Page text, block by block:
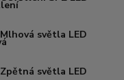
Mlhová světla LED
Zpětná světla LED